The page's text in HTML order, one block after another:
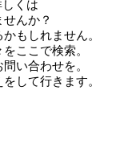
くは
か？
しれません。
こで検索。
い合わせを。
て行きます。